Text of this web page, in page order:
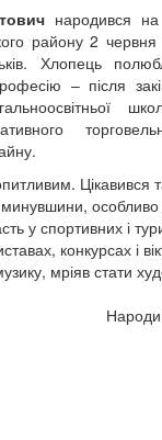
народився
району 2
Хлопець
– після
Цікавився
особливо
у спортивних і
конкурсах і
мріяв стати